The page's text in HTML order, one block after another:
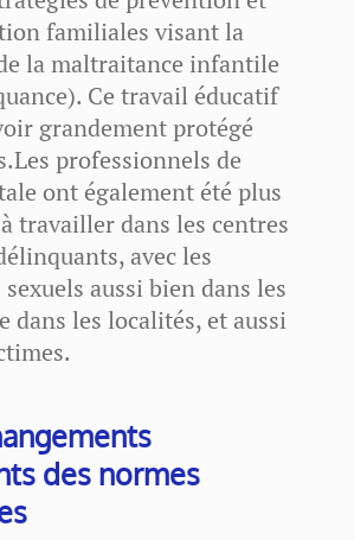
familiales visant la
la maltraitance infantile
Ce travail éducatif
grandement protégé
professionnels de
ont également été plus
travailler dans les centres
avec les
aussi bien dans les
dans les localités, et aussi
des normes